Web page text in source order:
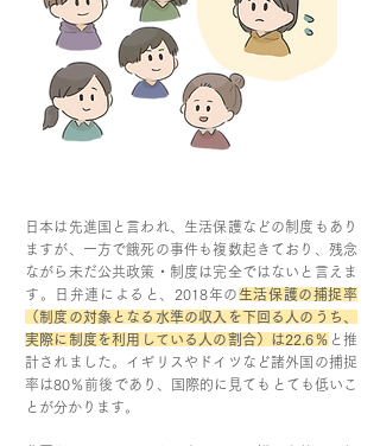
日本は先進国と言われ、生活保護などの制度もあり
ますが、一方で餓死の事件も複数起きており、残念
ながら未だ公共政策・制度は完全ではないと言えま
す。日弁連によると、2018年の 生活保護の捕捉率
（制度の対象となる水準の収入を下回る人のうち、
実際に制度を利用している人の割合）は22.6％ と推
計されました。イギリスやドイツなど諸外国の捕捉
率は80％前後であり、国際的に見てもとても低いこ
とが分かります。